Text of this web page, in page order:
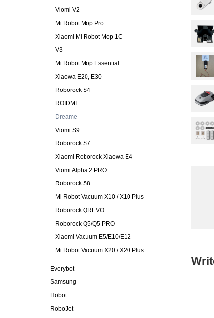
Viomi V2
Mi Robot Mop Pro
Xiaomi Mi Robot Mop 1C
V3
Mi Robot Mop Essential
Xiaowa E20, E30
Roborock S4
ROIDMI
Dreame
Viomi S9
Roborock S7
Xiaomi Roborock Xiaowa E4
Viomi Alpha 2 PRO
Roborock S8
Mi Robot Vacuum X10 / X10 Plus
Roborock QREVO
Roborock Q5/Q5 PRO
Xiaomi Vacuum E5/E10/E12
Mi Robot Vacuum X20 / X20 Plus
Everybot
Samsung
Hobot
RoboJet